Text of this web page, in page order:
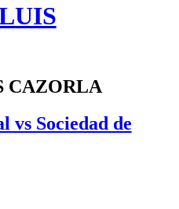
CAZORLA
vs Sociedad de